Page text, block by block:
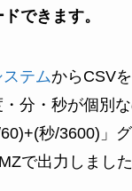
できます。
テムからCSV
分・秒が個別
秒/3600)」
で出力しました